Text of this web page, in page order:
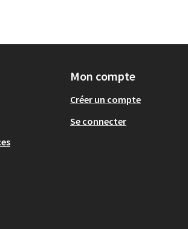
Mon compte
Créer un compte
Se connecter